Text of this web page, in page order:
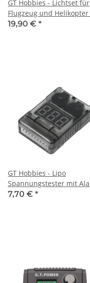
GT Hobbies - Lichtset für
Flugzeug und
8 Led (GT023)
19,90 € *
GT Hobbies - Lipo
Spannungstester mit
(GT049)
7,70 € *